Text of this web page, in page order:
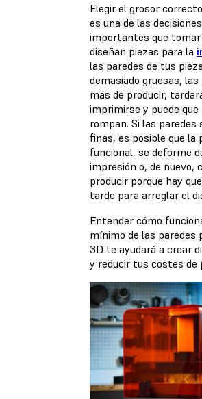
Elegir el grosor
es una de las
importantes que tomar
diseñan piezas para la
las paredes de tus
demasiado gruesas,
más de producir,
imprimirse y puede
rompan. Si las paredes
finas, es posible que la
funcional, se deforme
impresión o, de nuevo,
producir porque hay
tarde para arreglar el
Entender cómo
mínimo de las paredes
3D te ayudará a crear
y reducir tus costes de